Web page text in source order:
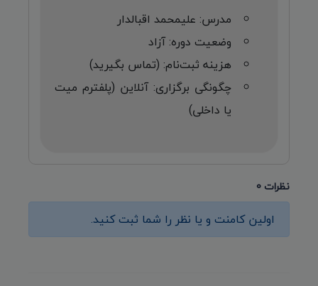
مدرس: علیمحمد اقبالدار
وضعیت دوره: آزاد
هزینه ثبت‌نام: (تماس بگیرید)
چگونگی برگزاری: آنلاین (پلفترم میت
یا داخلی)
نظرات 0
اولین کامنت و یا نظر را شما ثبت کنید.